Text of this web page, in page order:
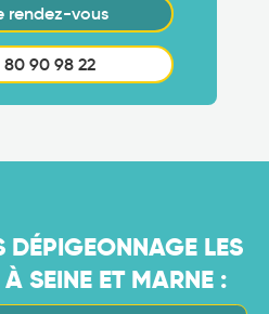
rendez-vous
80 90 98 22
DÉPIGEONNAGE LES
SEINE ET MARNE :